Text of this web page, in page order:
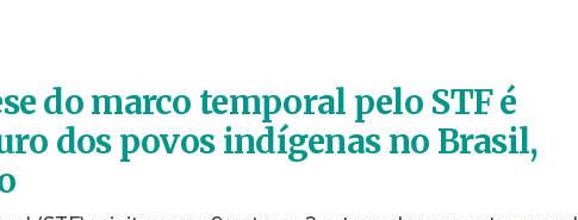
do marco temporal pelo STF é
dos povos indígenas no Brasil,